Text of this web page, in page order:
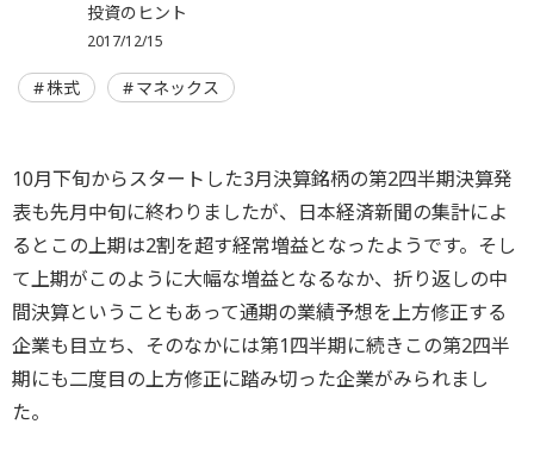
投資のヒント
2017/12/15
株式 マネックス
10月下旬からスタートした3月決算銘柄の第2四半期決算発
表も先月中旬に終わりましたが、日本経済新聞の集計によ
るとこの上期は2割を超す経常増益となったようです。そし
て上期がこのように大幅な増益となるなか、折り返しの中
間決算ということもあって通期の業績予想を上方修正する
企業も目立ち、そのなかには第1四半期に続きこの第2四半
期にも二度目の上方修正に踏み切った企業がみられまし
た。